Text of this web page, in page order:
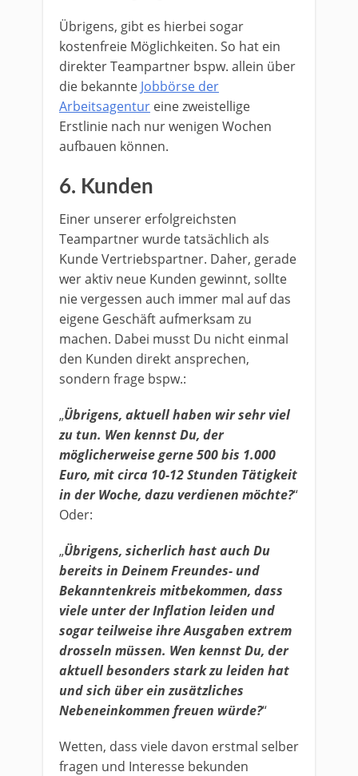
Übrigens, gibt es hierbei sogar
kostenfreie Möglichkeiten. So hat ein
direkter Teampartner bspw. allein über
die bekannte Jobbörse der
Arbeitsagentur eine zweistellige
Erstlinie nach nur wenigen Wochen
aufbauen können.
6. Kunden
Einer unserer erfolgreichsten
Teampartner wurde tatsächlich als
Kunde Vertriebspartner. Daher, gerade
wer aktiv neue Kunden gewinnt, sollte
nie vergessen auch immer mal auf das
eigene Geschäft aufmerksam zu
machen. Dabei musst Du nicht einmal
den Kunden direkt ansprechen,
sondern frage bspw.:
„Übrigens, aktuell haben wir sehr viel
zu tun. Wen kennst Du, der
möglicherweise gerne 500 bis 1.000
Euro, mit circa 10-12 Stunden Tätigkeit
in der Woche, dazu verdienen möchte?“
Oder:
„Übrigens, sicherlich hast auch Du
bereits in Deinem Freundes- und
Bekanntenkreis mitbekommen, dass
viele unter der Inflation leiden und
sogar teilweise ihre Ausgaben extrem
drosseln müssen. Wen kennst Du, der
aktuell besonders stark zu leiden hat
und sich über ein zusätzliches
Nebeneinkommen freuen würde?“
Wetten, dass viele davon erstmal selber
fragen und Interesse bekunden